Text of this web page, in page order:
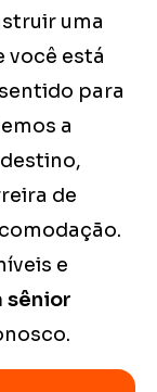
uma
você está
para
a
de
e
sênior